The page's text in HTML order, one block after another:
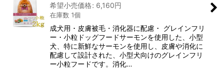
希望小売価格: 6,160円
在庫数 1個
成犬用・皮膚被毛・消化器に配慮・ グレインフリ
ー・小粒ドッグフードサーモンを使用した、小型
犬、特に新鮮なサーモンを使用し、皮膚や消化に
配慮して設計された、小型犬向けのグレインフリ
ー小粒フードです。消化…